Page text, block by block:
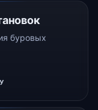
буровых